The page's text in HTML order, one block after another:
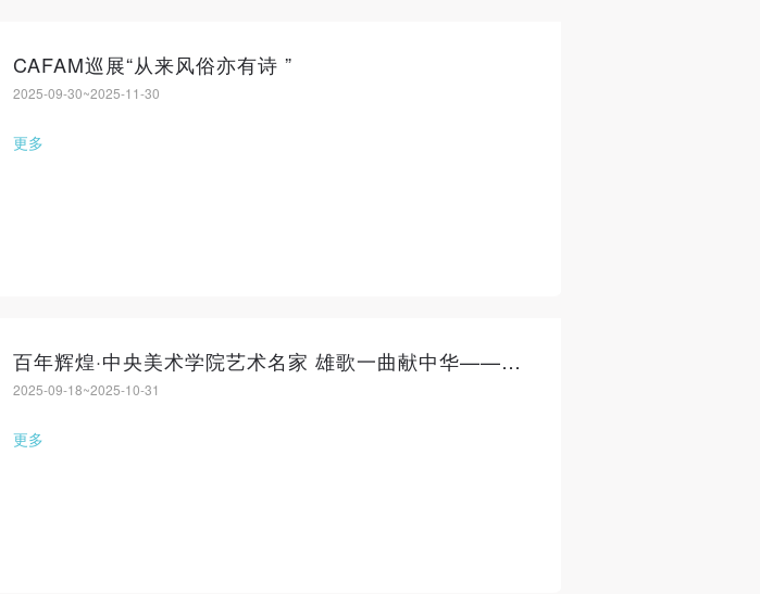
CAFAM巡展“从来风俗亦有诗 ”
2025-09-30~2025-11-30
更多
百年辉煌·中央美术学院艺术名家 雄歌一曲献中华——许幸之艺术成就回顾展
2025-09-18~2025-10-31
更多